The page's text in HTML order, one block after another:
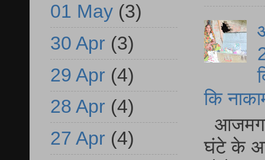
कि
घंटे के
01 May (3)
30 Apr (3)
29 Apr (4)
28 Apr (4)
27 Apr (4)